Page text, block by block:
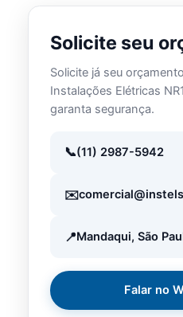
Solicite seu
Solicite já seu
Instalações Elétricas
garanta segurança.
(11) 2987-5942
Mandaqui, São
Falar no